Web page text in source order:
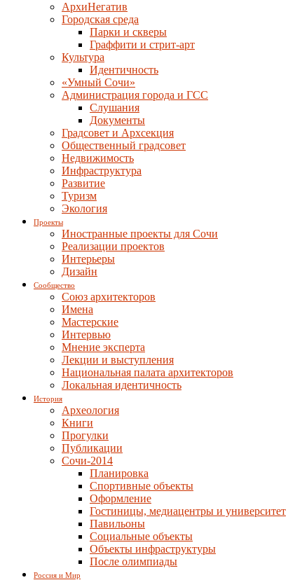
АрхиНегатив
Городская среда
Парки и скверы
Граффити и стрит-арт
Культура
Идентичность
«Умный Сочи»
Администрация города и ГСС
Слушания
Документы
Градсовет и Архсекция
Общественный градсовет
Недвижимость
Инфраструктура
Развитие
Туризм
Экология
Проекты
Иностранные проекты для Сочи
Реализации проектов
Интерьеры
Дизайн
Сообщество
Союз архитекторов
Имена
Мастерские
Интервью
Мнение эксперта
Лекции и выступления
Национальная палата архитекторов
Локальная идентичность
История
Археология
Книги
Прогулки
Публикации
Сочи-2014
Планировка
Спортивные объекты
Оформление
Гостиницы, медиацентры и университет
Павильоны
Социальные объекты
Объекты инфраструктуры
После олимпиады
Россия и Мир